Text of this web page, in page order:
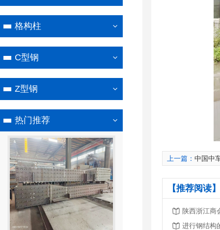
格构柱
C型钢
Z型钢
热门推荐
上一篇： 中国中
【推荐阅读
进行钢结构